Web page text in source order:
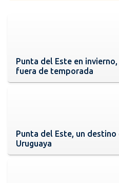
Punta del Este en
fuera de temporada
Punta del Este, un destino
Uruguaya